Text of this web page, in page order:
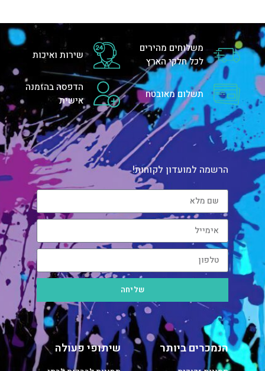
משלוחים מהירים
לכל חלקי הארץ
שירות ואיכות
תשלום מאובטח
הדפסה בהזמנה
אישית
הרשמה למועדון לקוחות!
שליחה
הנמכרים ביותר שיתופי פעולה